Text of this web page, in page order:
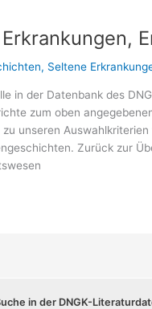
, Seltene
in der Datenbank des
zum oben
unseren
Zurück zur
in der DNGK-